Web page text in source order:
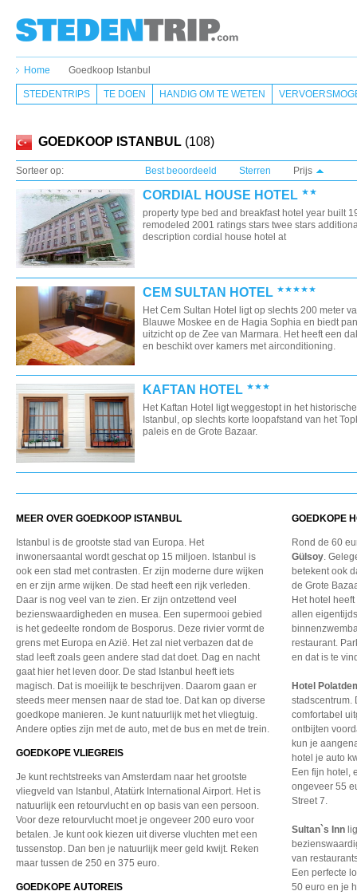
Home Goedkoop Istanbul
STEDENTRIPS TE DOEN HANDIG OM TE WETEN
GOEDKOOP ISTANBUL (108)
Sorteer op: Best beoordeeld Sterren Prijs
CORDIAL HOUSE HOTEL
property type bed and breakfast hotel year built
remodeled 2001 ratings stars twee stars
description cordial house hotel at
CEM SULTAN HOTEL
Het Cem Sultan Hotel ligt op slechts 200 meter
Blauwe Moskee en de Hagia Sophia en biedt
uitzicht op de Zee van Marmara. Het heeft een
en beschikt over kamers met airconditioning.
KAFTAN HOTEL
Het Kaftan Hotel ligt weggestopt in het
Istanbul, op slechts korte loopafstand van het
paleis en de Grote Bazaar.
MEER OVER GOEDKOOP ISTANBUL
Istanbul is de grootste stad van Europa. Het
inwonersaantal wordt geschat op 15 miljoen. Istanbul is
ook een stad met contrasten. Er zijn moderne dure wijken
en er zijn arme wijken. De stad heeft een rijk verleden.
Daar is nog veel van te zien. Er zijn ontzettend veel
bezienswaardigheden en musea. Een supermooi gebied
is het gedeelte rondom de Bosporus. Deze rivier vormt de
grens met Europa en Azië. Het zal niet verbazen dat de
stad leeft zoals geen andere stad dat doet. Dag en nacht
gaat hier het leven door. De stad Istanbul heeft iets
magisch. Dat is moeilijk te beschrijven. Daarom gaan er
steeds meer mensen naar de stad toe. Dat kan op diverse
goedkope manieren. Je kunt natuurlijk met het vliegtuig.
Andere opties zijn met de auto, met de bus en met de trein.
GOEDKOPE VLIEGREIS
Je kunt rechtstreeks van Amsterdam naar het grootste
vliegveld van Istanbul, Atatürk International Airport. Het is
natuurlijk een retourvlucht en op basis van een persoon.
Voor deze retourvlucht moet je ongeveer 200 euro voor
betalen. Je kunt ook kiezen uit diverse vluchten met een
tussenstop. Dan ben je natuurlijk meer geld kwijt. Reken
maar tussen de 250 en 375 euro.
GOEDKOPE AUTOREIS
GOEDKOPE
Rond de 60
Gülsoy.
betekent ook
de Grote
Het hotel
allen
restaurant.
en dat is te
Hotel
stadscentrum.
comfortabel
ontbijten
kun je
hotel je auto
Een fijn hotel,
ongeveer 55
Street 7.
Sultan`s Inn
van
Een perfecte
50 euro en je